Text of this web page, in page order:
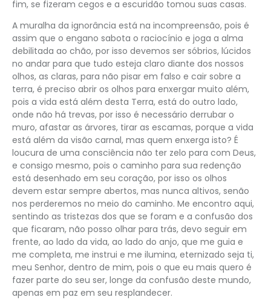
fim, se fizeram cegos e a escuridão tomou suas casas.
A muralha da ignorância está na incompreensão, pois é
assim que o engano sabota o raciocínio e joga a alma
debilitada ao chão, por isso devemos ser sóbrios, lúcidos
no andar para que tudo esteja claro diante dos nossos
olhos, as claras, para não pisar em falso e cair sobre a
terra, é preciso abrir os olhos para enxergar muito além,
pois a vida está além desta Terra, está do outro lado,
onde não há trevas, por isso é necessário derrubar o
muro, afastar as árvores, tirar as escamas, porque a vida
está além da visão carnal, mas quem enxerga isto? É
loucura de uma consciência não ter zelo para com Deus,
e consigo mesmo, pois o caminho para sua redenção
está desenhado em seu coração, por isso os olhos
devem estar sempre abertos, mas nunca altivos, senão
nos perderemos no meio do caminho. Me encontro aqui,
sentindo as tristezas dos que se foram e a confusão dos
que ficaram, não posso olhar para trás, devo seguir em
frente, ao lado da vida, ao lado do anjo, que me guia e
me completa, me instrui e me ilumina, eternizado seja ti,
meu Senhor, dentro de mim, pois o que eu mais quero é
fazer parte do seu ser, longe da confusão deste mundo,
apenas em paz em seu resplandecer.